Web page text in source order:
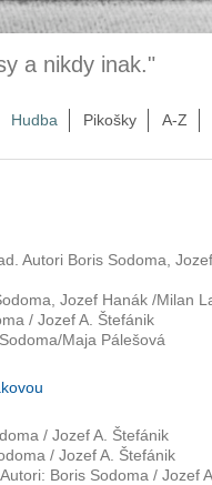
a nikdy inak."
Hudba Pikošky A-Z
Autori Boris Sodoma,
Jozef Hanák /Milan
/ Jozef A. Štefánik
Maja Pálešová
/ Jozef A. Štefánik
/ Jozef A. Štefánik
Boris Sodoma / Jozef